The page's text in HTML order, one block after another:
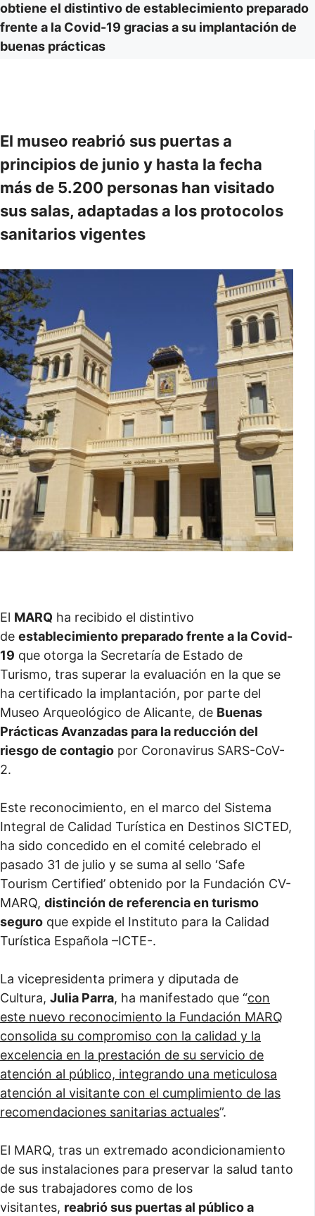
obtiene el distintivo de establecimiento preparado
frente a la Covid-19 gracias a su implantación de
buenas prácticas
El museo reabrió sus puertas a
principios de junio y hasta la fecha
más de 5.200 personas han visitado
sus salas, adaptadas a los protocolos
sanitarios vigentes
El MARQ ha recibido el distintivo
de establecimiento preparado frente a la Covid-
19 que otorga la Secretaría de Estado de
Turismo, tras superar la evaluación en la que se
ha certificado la implantación, por parte del
Museo Arqueológico de Alicante, de Buenas
Prácticas Avanzadas para la reducción del
riesgo de contagio por Coronavirus SARS-CoV-
2.
Este reconocimiento, en el marco del Sistema
Integral de Calidad Turística en Destinos SICTED,
ha sido concedido en el comité celebrado el
pasado 31 de julio y se suma al sello ‘Safe
Tourism Certified’ obtenido por la Fundación CV-
MARQ, distinción de referencia en turismo
seguro que expide el Instituto para la Calidad
Turística Española –ICTE-.
La vicepresidenta primera y diputada de
Cultura, Julia Parra, ha manifestado que “con
este nuevo reconocimiento la Fundación MARQ
consolida su compromiso con la calidad y la
excelencia en la prestación de su servicio de
atención al público, integrando una meticulosa
atención al visitante con el cumplimiento de las
recomendaciones sanitarias actuales”.
El MARQ, tras un extremado acondicionamiento
de sus instalaciones para preservar la salud tanto
de sus trabajadores como de los
visitantes, reabrió sus puertas al público a